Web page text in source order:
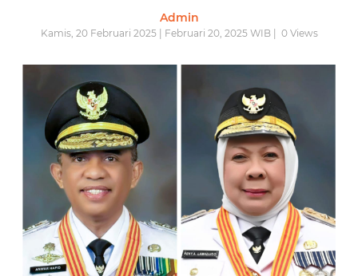
Admin
Kamis, 20 Februari 2025 | Februari 20, 2025 WIB | 0Views